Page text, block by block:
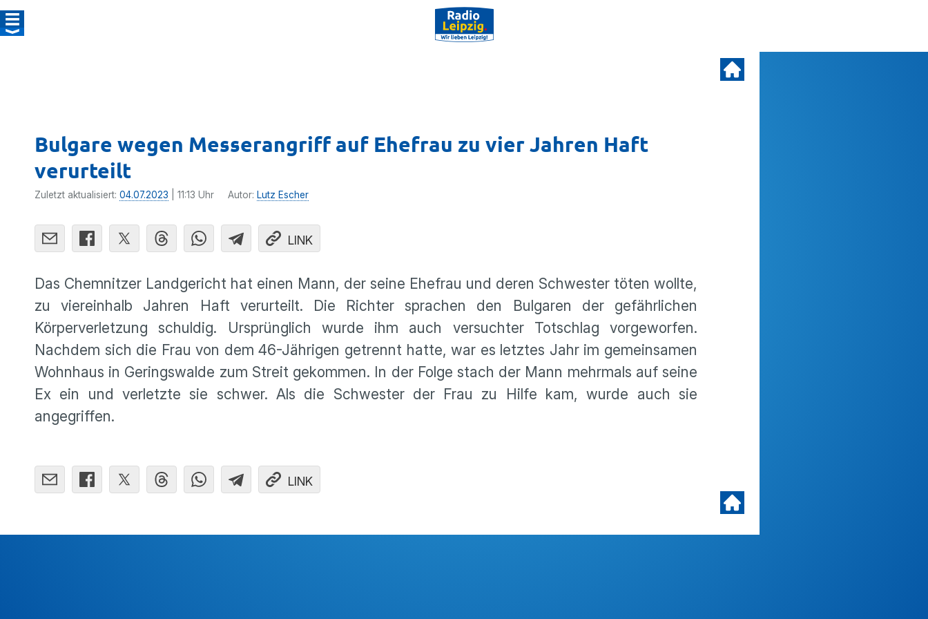
Bulgare wegen Messerangriff auf Ehefrau zu vier Jahren Haft
verurteilt
Zuletzt aktualisiert: 04.07.2023 | 11:13 Uhr Autor: Lutz Escher
LINK
Das Chemnitzer Landgericht hat einen Mann, der seine Ehefrau und deren Schwester töten wollte,
zu viereinhalb Jahren Haft verurteilt. Die Richter sprachen den Bulgaren der gefährlichen
Körperverletzung schuldig. Ursprünglich wurde ihm auch versuchter Totschlag vorgeworfen.
Nachdem sich die Frau von dem 46-Jährigen getrennt hatte, war es letztes Jahr im gemeinsamen
Wohnhaus in Geringswalde zum Streit gekommen. In der Folge stach der Mann mehrmals auf seine
Ex ein und verletzte sie schwer. Als die Schwester der Frau zu Hilfe kam, wurde auch sie
angegriffen.
LINK